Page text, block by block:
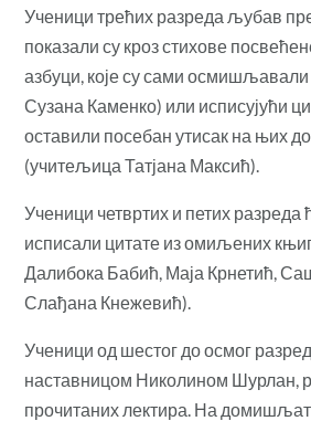
Ученици трећих разреда љубав
показали су кроз стихове
азбуци, које су сами
Сузана Каменко) или исписујући
оставили посебан утисак на њих
(учитељица Татјана Максић).
Ученици четвртих и петих разреда
исписали цитате из омиљених
Далибока Бабић, Маја Крнетић,
Слађана Кнежевић).
Ученици од шестог до осмог
наставницом Николином Шурлан,
прочитаних лектира. На